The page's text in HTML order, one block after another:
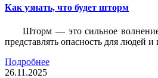
Как узнать, что будет шторм
Шторм — это сильное
представлять опасность для людей
Подробнее
26.11.2025